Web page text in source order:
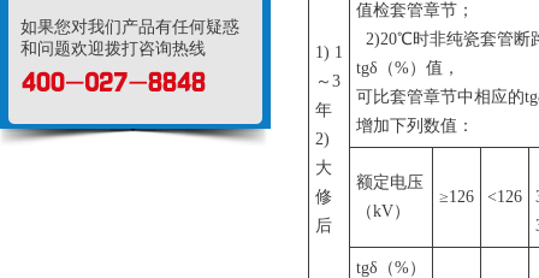
如果您对我们产品有任何疑惑
和问题欢迎拨打咨询热线
1) 1
～3
年
2)
大
修
后
值检套管章节；
2)20℃时非纯瓷套管断
tgδ（%）值，
可比套管章节中相应的
增加下列数值：
额定电压
（kV）
≥126 <126
tgδ（%）